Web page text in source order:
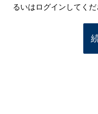
るいはログインしてくだ